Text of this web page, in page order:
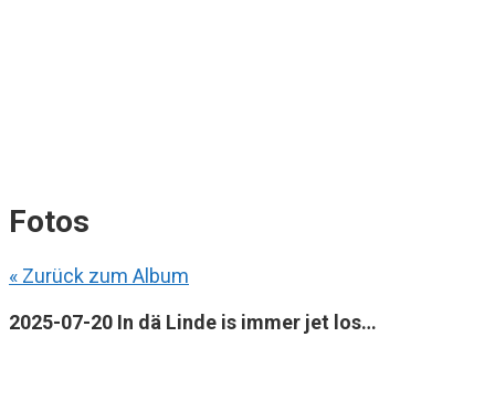
Fotos
« Zurück zum Album
2025-07-20 In dä Linde is immer jet los…